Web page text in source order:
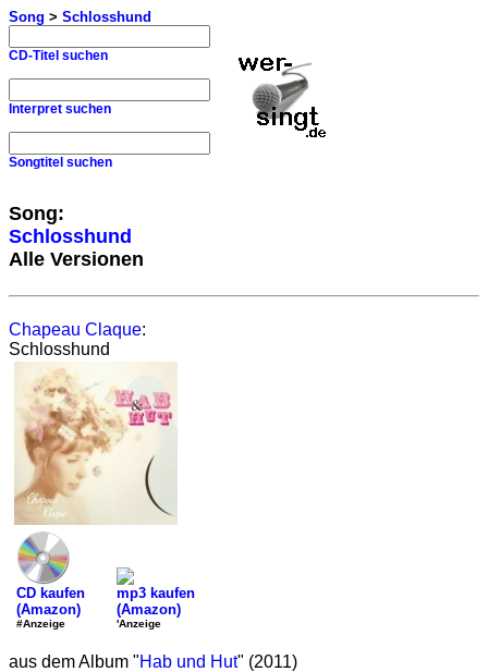
Song > Schlosshund
CD-Titel suchen
Interpret suchen
Songtitel suchen
Song:
Schlosshund
Alle Versionen
Chapeau Claque:
Schlosshund
CD kaufen
(Amazon)
#Anzeige
mp3 kaufen
(Amazon)
'Anzeige
aus dem Album "Hab und Hut" (2011)